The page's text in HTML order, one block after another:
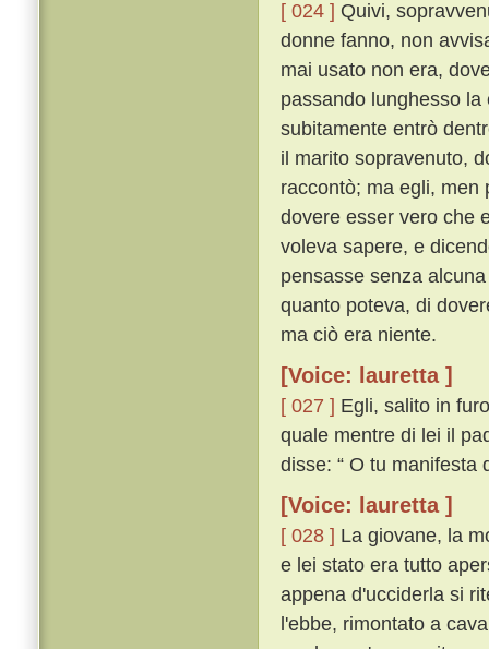
[ 024 ] Quivi,
donne fanno, non
mai usato non era,
passando lunghesso
subitamente entrò
il marito sopravenuto,
raccontò; ma egli, men
dovere esser vero che
voleva sapere, e
pensasse senza
quanto poteva, di
ma ciò era niente.
[Voice: lauretta ]
[ 027 ] Egli, salito in
quale mentre di lei il
disse: “ O tu manifesta
[Voice: lauretta ]
[ 028 ] La giovane, la
e lei stato era tutto
appena d'ucciderla si
l'ebbe, rimontato a